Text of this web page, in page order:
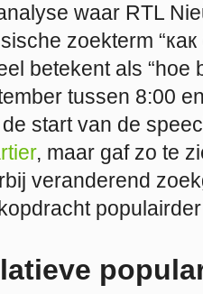
waar RTL
zoekterm
betekent als “hoe
tussen 8:00
start van de
, maar gaf zo te
veranderend